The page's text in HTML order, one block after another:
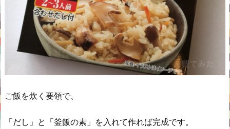
ご飯を炊く要領で、
「だし」と「釜飯の素」を入れて作れば完成です。